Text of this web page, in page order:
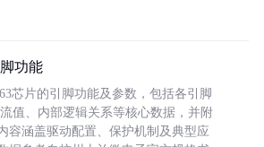
功能
芯片的引脚功能及参数，包括各引脚
值、内部逻辑关系等核心数据，并附
容涵盖驱动配置、保护机制及典型应